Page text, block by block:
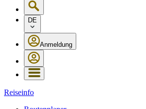
DE
Anmeldung
Reiseinfo